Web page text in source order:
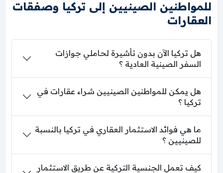
للمواطنين الصينيين إلى تركيا وصفقات
العقارات
هل تركيا الآن بدون تأشيرة لحاملي جوازات
السفر الصينية العادية ؟
هل يمكن للمواطنين الصينيين شراء عقارات في
تركيا ؟
ما هي فوائد الاستثمار العقاري في تركيا بالنسبة
للصينيين ؟
كيف تعمل الجنسية التركية عن طريق الاستثمار